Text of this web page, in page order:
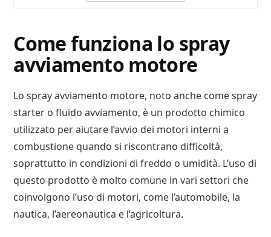
Come funziona lo spray
avviamento motore
Lo spray avviamento motore, noto anche come spray
starter o fluido avviamento, è un prodotto chimico
utilizzato per aiutare l’avvio dei motori interni a
combustione quando si riscontrano difficoltà,
soprattutto in condizioni di freddo o umidità. L’uso di
questo prodotto è molto comune in vari settori che
coinvolgono l’uso di motori, come l’automobile, la
nautica, l’aereonautica e l’agricoltura.